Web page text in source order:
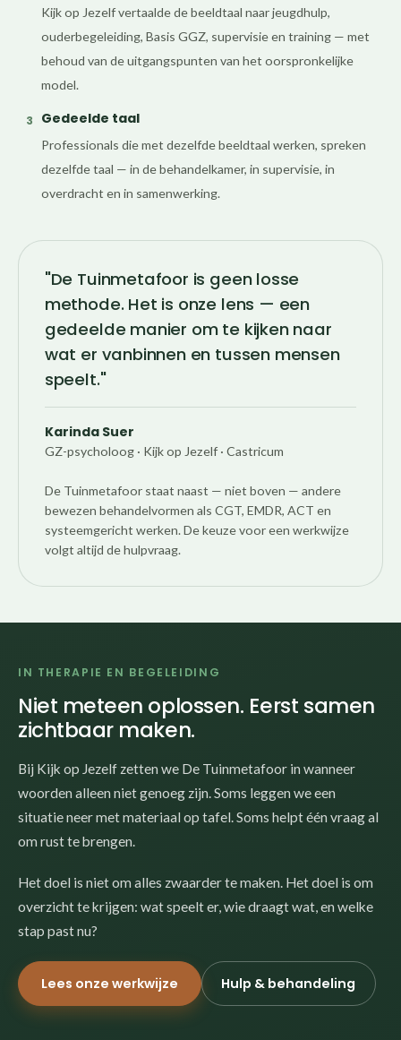
Kijk op Jezelf vertaalde de beeldtaal naar jeugdhulp,
ouderbegeleiding, Basis GGZ, supervisie en training — met
behoud van de uitgangspunten van het oorspronkelijke
model.
3 Gedeelde taal
Professionals die met dezelfde beeldtaal werken, spreken
dezelfde taal — in de behandelkamer, in supervisie, in
overdracht en in samenwerking.
"De Tuinmetafoor is geen losse
methode. Het is onze lens — een
gedeelde manier om te kijken naar
wat er vanbinnen en tussen mensen
speelt."
Karinda Suer
GZ-psycholoog · Kijk op Jezelf · Castricum
De Tuinmetafoor staat naast — niet boven — andere
bewezen behandelvormen als CGT, EMDR, ACT en
systeemgericht werken. De keuze voor een werkwijze
volgt altijd de hulpvraag.
IN THERAPIE EN BEGELEIDING
Niet meteen oplossen. Eerst samen
zichtbaar maken.
Bij Kijk op Jezelf zetten we De Tuinmetafoor in wanneer
woorden alleen niet genoeg zijn. Soms leggen we een
situatie neer met materiaal op tafel. Soms helpt één vraag al
om rust te brengen.
Het doel is niet om alles zwaarder te maken. Het doel is om
overzicht te krijgen: wat speelt er, wie draagt wat, en welke
stap past nu?
Lees onze werkwijze Hulp & behandeling